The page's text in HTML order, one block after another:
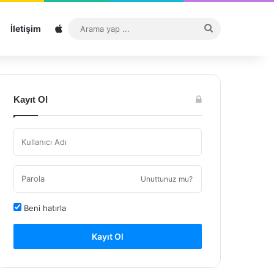
İletişim Sitemap
...
Kayıt Ol
Unuttunuz mu?
Beni hatırla
Kayıt Ol